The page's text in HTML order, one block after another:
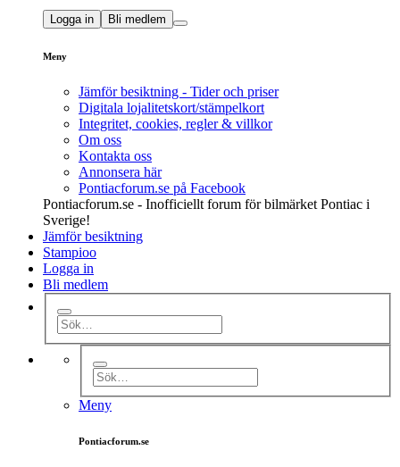
Logga in Bli medlem
Meny
Jämför besiktning - Tider och priser
Digitala lojalitetskort/stämpelkort
Integritet, cookies, regler & villkor
Om oss
Kontakta oss
Annonsera här
Pontiacforum.se på Facebook
Pontiacforum.se - Inofficiellt forum för bilmärket Pontiac i
Sverige!
Jämför besiktning
Stampioo
Logga in
Bli medlem
Meny
Pontiacforum.se